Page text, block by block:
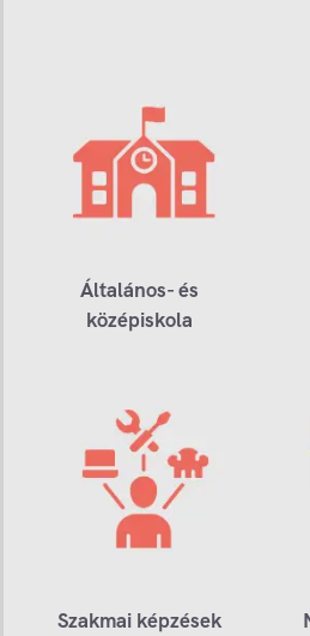
Általános- és
középiskola
Szakmai képzések